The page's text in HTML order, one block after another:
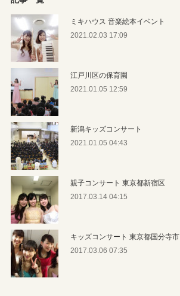
ミキハウス 音楽絵本イベント
2021.02.03 17:09
江戸川区の保育園
2021.01.05 12:59
新潟キッズコンサート
2021.01.05 04:43
親子コンサート 東京都新宿区
2017.03.14 04:15
キッズコンサート 東京都国分寺市
2017.03.06 07:35